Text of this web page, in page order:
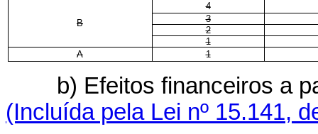
B
4
3
2
1
A
1
b) Efeitos financeiros a
(Incluída pela Lei nº 15.141,